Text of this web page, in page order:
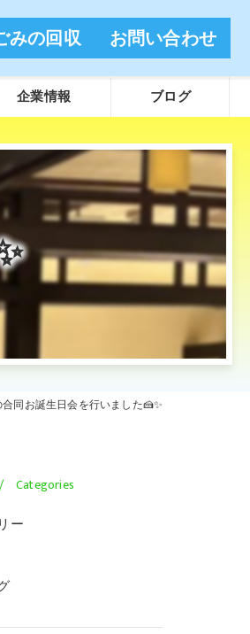
みの回収 お問い合わせ
企業情報 ブログ
合同お誕生日会を行いました🍰✨
Categories
ー